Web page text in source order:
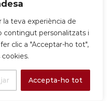
teva experiència de
contingut personalitzats i
clic a "Acceptar-ho tot",
Accepta-ho tot
perill, perfils falsos en
clickbait
rumors falsos.
de Sant Boi de
com un altaveu
presencials com la de